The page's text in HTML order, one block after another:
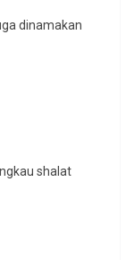
dinamakan
shalat